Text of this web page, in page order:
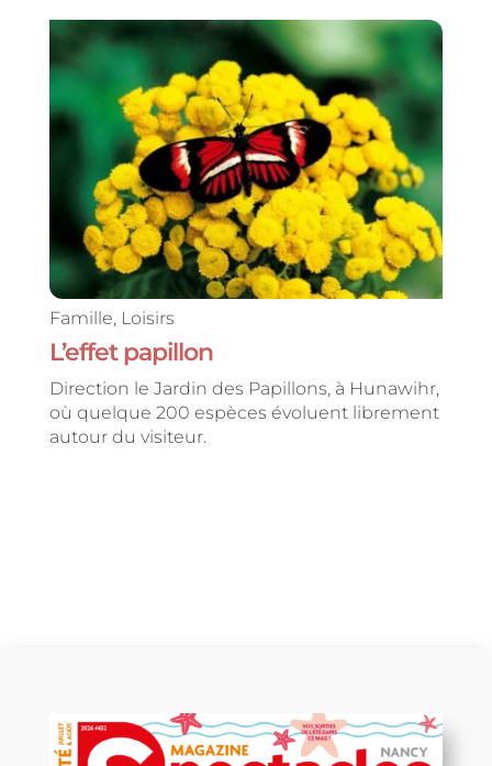
Famille, Loisirs
L’effet papillon
Direction le Jardin des Papillons, à Hunawihr,
où quelque 200 espèces évoluent librement
autour du visiteur.